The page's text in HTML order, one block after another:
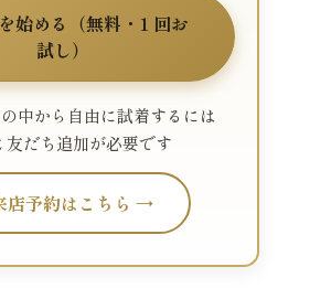
始める（無料・1 回お
試し）
中から自由に試着するには
だち追加が必要です
店予約はこちら →